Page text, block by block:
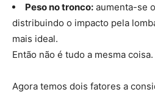
Peso no tronco: aumenta-se
distribuindo o impacto pela
mais ideal.
Então não é tudo a mesma coisa.
Agora temos dois fatores a